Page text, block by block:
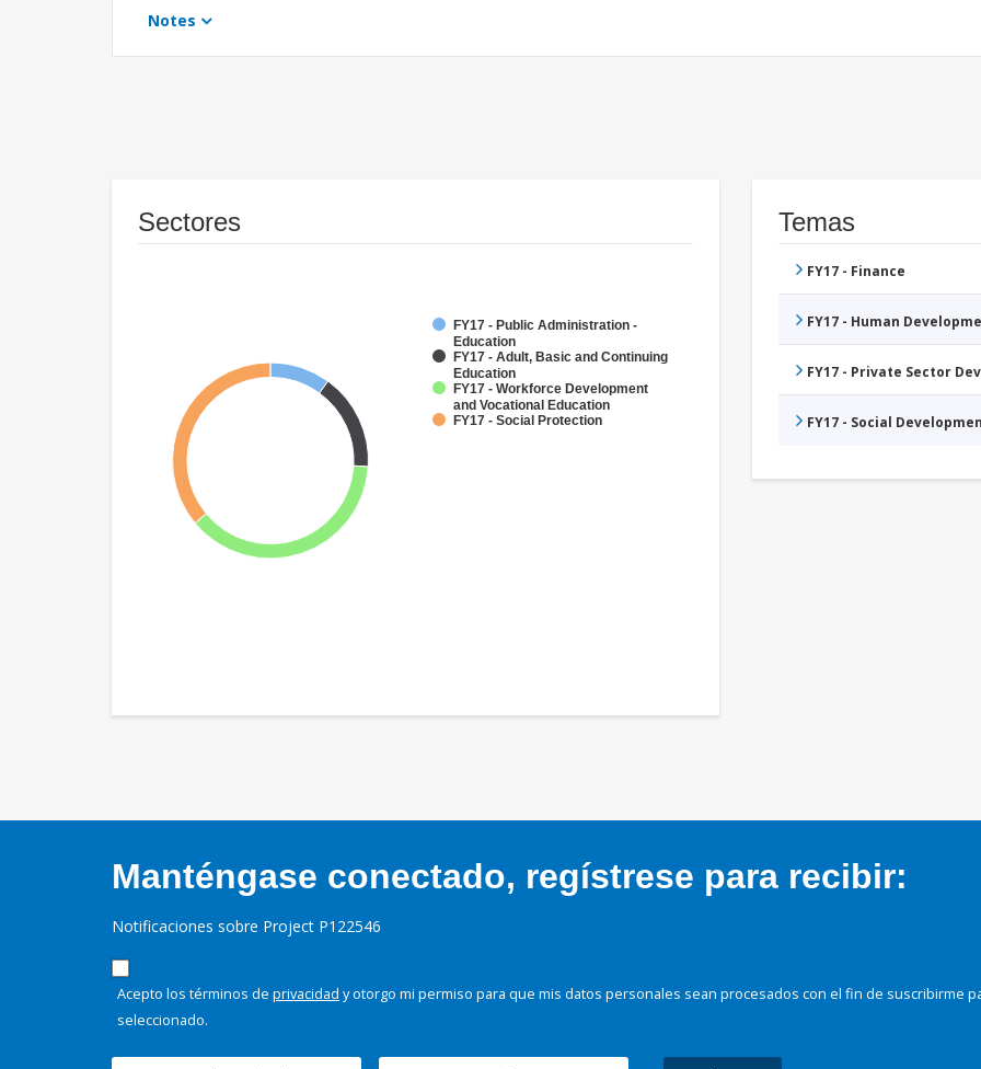
Notes
Sectores
FY17 - Public Administration -
Education
FY17 - Adult, Basic and Continuing
Education
FY17 - Workforce Development
and Vocational Education
FY17 - Social Protection
Temas
FY17 - Finance
FY17 - Human
FY17 - Private Sector
FY17 - Social
Manténgase conectado, regístrese para recibir:
Notificaciones sobre Project P122546
Acepto los términos de privacidad y otorgo mi permiso para que mis datos personales sean procesados con el fin de suscribirme
seleccionado.